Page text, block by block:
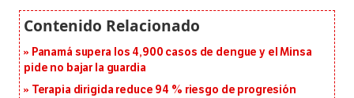
Panamá supera los 4,900 casos de dengue y el Minsa
pide no bajar la guardia
Terapia dirigida reduce 94 % riesgo de progresión